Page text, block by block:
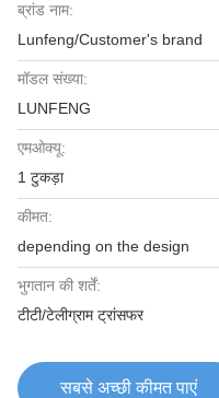
ब्रांड नाम:
Lunfeng/Customer's brand
मॉडल संख्या:
LUNFENG
एमओक्यू:
1 टुकड़ा
कीमत:
depending on the design
भुगतान की शर्तें:
टीटी/टेलीग्राम ट्रांसफर
सबसे अच्छी कीमत पाएं